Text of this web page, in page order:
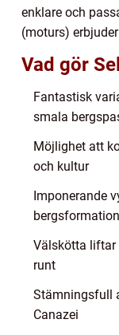
enklare och
(moturs)
Vad gör
Fantastisk
smala
Möjlighet att
och kultur
Imponerande
Välskötta liftar
runt
Stämningsfull
Canazei